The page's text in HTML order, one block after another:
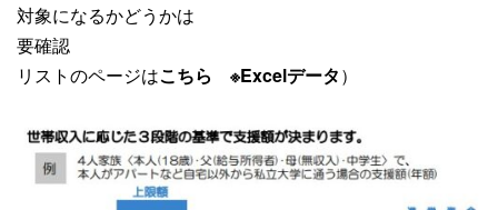
対象になるかどうかは
要確認
リストのページはこちら ※Excelデータ）